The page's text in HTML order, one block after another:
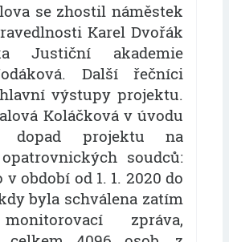
se zhostil náměstek
Karel Dvořák
Justiční akademie
Další řečníci
výstupy projektu.
Koláčková v úvodu
dopad projektu na
soudců:
období od 1. 1. 2020 do
byla schválena zatím
zpráva,